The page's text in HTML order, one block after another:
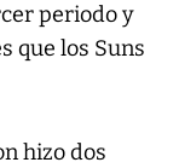
periodo y
que los Suns
hizo dos